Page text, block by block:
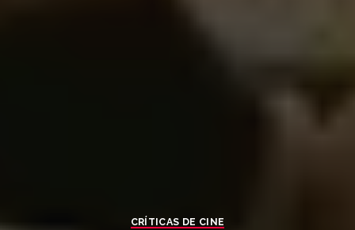
CRÍTICAS DE CINE